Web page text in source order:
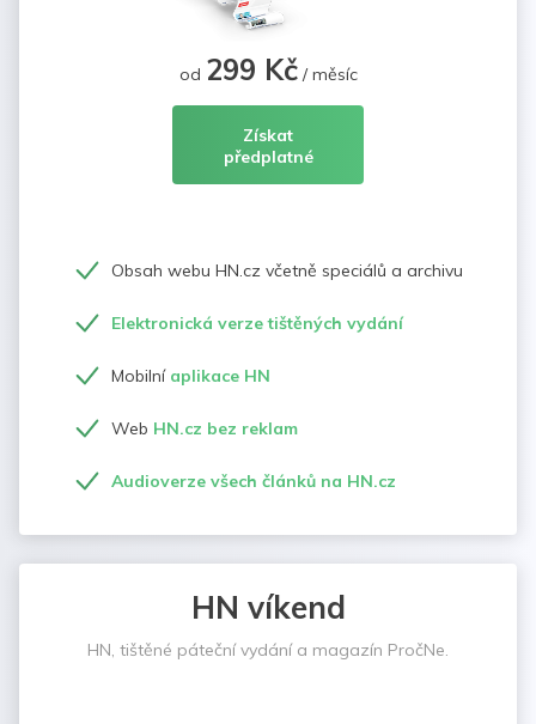
od 299 Kč/ měsíc
Získat
předplatné
Obsah webu HN.cz včetně speciálů a archivu
Elektronická verze tištěných vydání
Mobilní aplikace HN
Web HN.cz bez reklam
Audioverze všech článků na HN.cz
HN víkend
HN, tištěné páteční vydání a magazín PročNe.